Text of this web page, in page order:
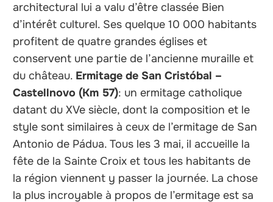
architectural lui a valu d’être classée Bien
d’intérêt culturel. Ses quelque 10 000 habitants
profitent de quatre grandes églises et
conservent une partie de l’ancienne muraille et
du château. Ermitage de San Cristóbal –
Castellnovo (Km 57): un ermitage catholique
datant du XVe siècle, dont la composition et le
style sont similaires à ceux de l’ermitage de San
Antonio de Pádua. Tous les 3 mai, il accueille la
fête de la Sainte Croix et tous les habitants de
la région viennent y passer la journée. La chose
la plus incroyable à propos de l’ermitage est sa